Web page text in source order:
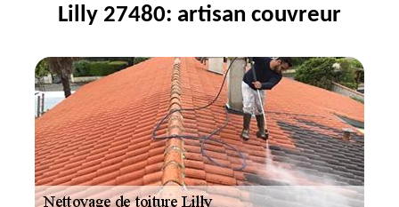
Lilly 27480: artisan couvreur